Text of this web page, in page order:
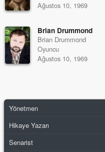
Ağustos 10, 1969
Brian Drummond
Brian Drummond
Oyuncu
Ağustos 10, 1969
Yönetmen
Hikaye Yazarı
Senarist